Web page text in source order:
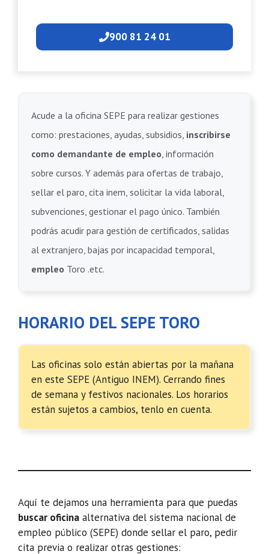
900 81 24 01
Acude a la oficina SEPE para realizar gestiones
como: prestaciones, ayudas, subsidios, inscribirse
como demandante de empleo, información
sobre cursos. Y además para ofertas de trabajo,
sellar el paro, cita inem, solicitar la vida laboral,
subvenciones, gestionar el pago único. También
podrás acudir para gestión de certificados, salidas
al extranjero, bajas por incapacidad temporal,
empleo Toro .etc.
HORARIO DEL SEPE TORO
Las oficinas solo están abiertas por la mañana
en este SEPE (Antiguo INEM). Cerrando fines
de semana y festivos nacionales. Los horarios
están sujetos a cambios, tenlo en cuenta.
Aquí te dejamos una herramienta para que puedas
buscar oficina alternativa del sistema nacional de
empleo público (SEPE) donde sellar el paro, pedir
cita previa o realizar otras gestiones: